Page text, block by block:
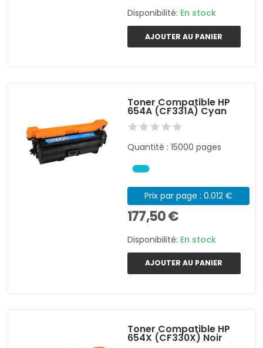
Disponibilité: En stock
AJOUTER AU PANIER
Toner Compatible HP
654A (CF331A) Cyan
Quantité : 15000 pages
Prix par page : 0.012 €
177,50 €
Disponibilité: En stock
AJOUTER AU PANIER
Toner Compatible HP
654X (CF330X) Noir